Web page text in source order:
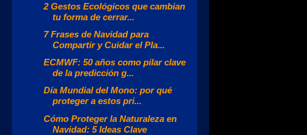
2 Gestos Ecológicos que cambian
tu forma de cerrar...
7 Frases de Navidad para
Compartir y Cuidar el Pla...
ECMWF: 50 años como pilar clave
de la predicción g...
Día Mundial del Mono: por qué
proteger a estos pri...
Cómo Proteger la Naturaleza en
Navidad: 5 Ideas Clave